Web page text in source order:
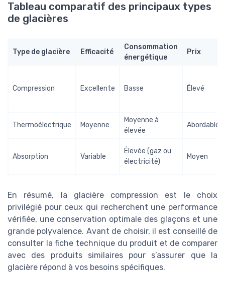
Tableau comparatif des principaux types
de glacières
Type de glacière Efficacité
Consommation
énergétique
Prix
Compression Excellente Basse Élevé
Thermoélectrique Moyenne
Moyenne à
élevée
Abordable
Absorption Variable
Élevée (gaz ou
électricité)
Moyen
En résumé, la glacière compression est le choix
privilégié pour ceux qui recherchent une performance
vérifiée, une conservation optimale des glaçons et une
grande polyvalence. Avant de choisir, il est conseillé de
consulter la fiche technique du produit et de comparer
avec des produits similaires pour s’assurer que la
glacière répond à vos besoins spécifiques.